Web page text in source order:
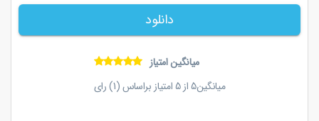
دانلود
میانگین امتیاز
میانگین5از5امتیاز براساس (1) رای